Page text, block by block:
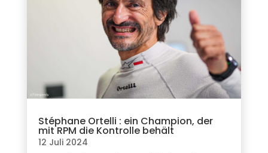
Stéphane Ortelli : ein Champion, der
mit RPM die Kontrolle behält
12 Juli 2024